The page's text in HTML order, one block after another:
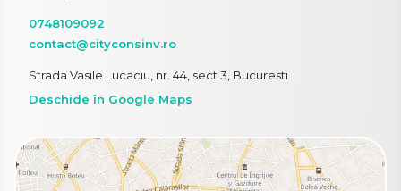
0748109092
contact@cityconsinv.ro
Strada Vasile Lucaciu, nr. 44, sect 3, Bucuresti
Deschide în Google Maps